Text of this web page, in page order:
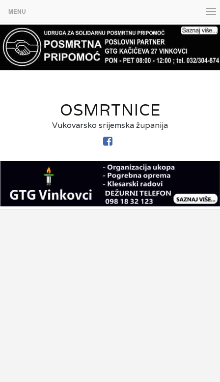
MENU
OSMRTNICE
Vukovarsko srijemska županija